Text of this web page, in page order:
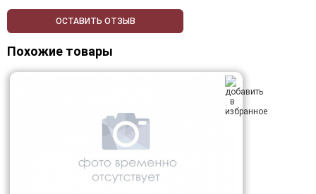
ОСТАВИТЬ ОТЗЫВ
Похожие товары